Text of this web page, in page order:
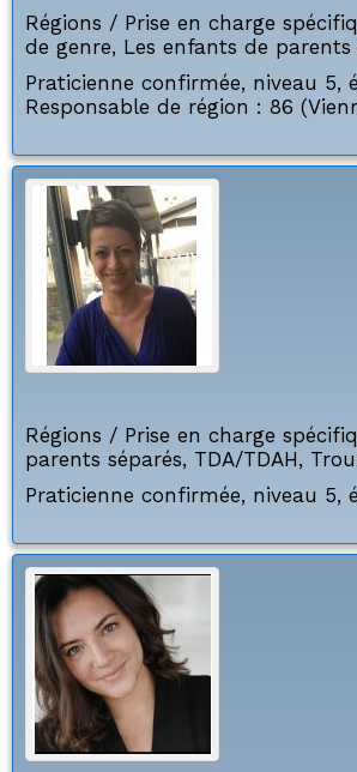
Régions / Prise en charge
de genre, Les enfants de parents
Praticienne confirmée, niveau 5,
Responsable de région : 86
Régions / Prise en charge
parents séparés, TDA/TDAH,
Praticienne confirmée, niveau 5,